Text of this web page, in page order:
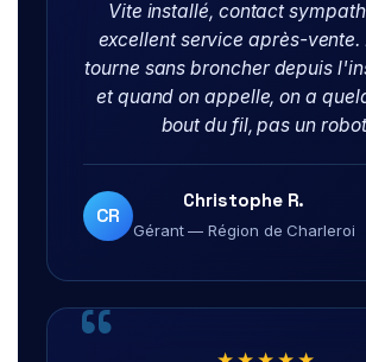
Vite installé, contact
excellent service après-vente.
tourne sans broncher depuis
et quand on appelle, on a
bout du fil, pas un
CR
Christophe R.
Gérant — Région de Charleroi